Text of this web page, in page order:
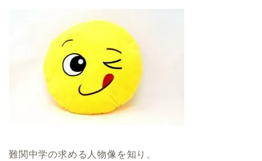
難関中学の求める人物像を知り、